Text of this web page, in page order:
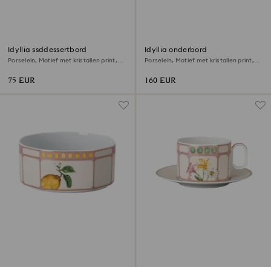
Idyllia ssddessertbord
Porselein, Motief met kristallen print,
75 EUR
Idyllia onderbord
Porselein, Motief met kristallen print,
160 EUR